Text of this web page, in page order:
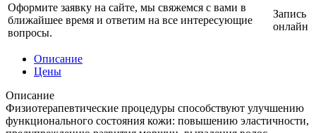
Оформите заявку на сайте, мы свяжемся с вами в
ближайшее время и ответим на все интересующие
вопросы.
Запись
онлайн
Описание
Цены
Описание
Физиотерапевтические процедуры способствуют улучшению
функционального состояния кожи: повышению эластичности,